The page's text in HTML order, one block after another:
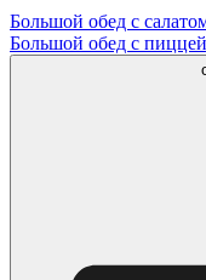
Большой обед с
Большой обед с